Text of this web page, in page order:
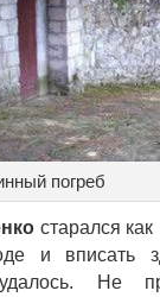
погреб
старался
и вписать
Не